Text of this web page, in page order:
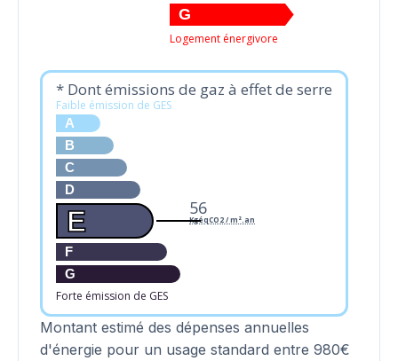
G
Logement énergivore
* Dont émissions de gaz à effet de serre
Faible émission de GES
A
B
C
D
E
F
G
Forte émission de GES
56
KgéqCO2 / m².an
Montant estimé des dépenses annuelles
d'énergie pour un usage standard entre 980€